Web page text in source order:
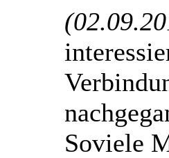
Soviele